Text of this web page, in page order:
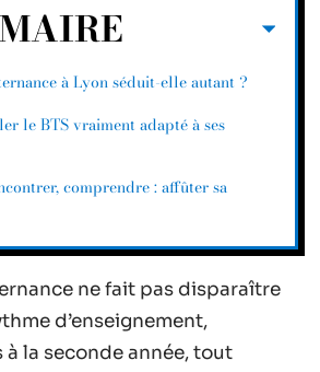
à Lyon séduit-elle autant ?
le BTS vraiment adapté à ses
comprendre : affûter sa
ne fait pas disparaître
d’enseignement,
à la seconde année, tout